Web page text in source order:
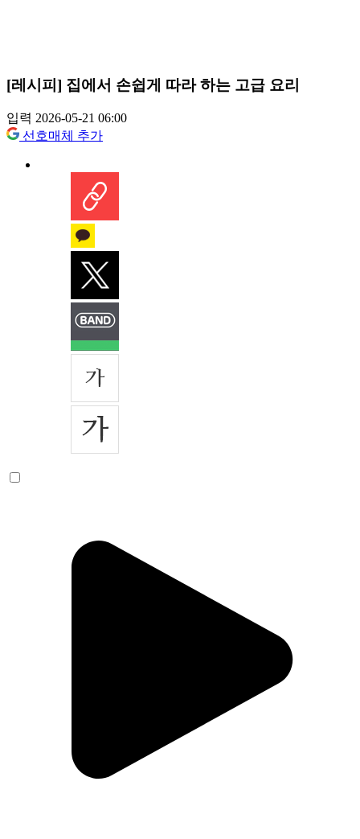
[레시피] 집에서 손쉽게 따라 하는 고급 요리
입력 2026-05-21 06:00
선호매체 추가